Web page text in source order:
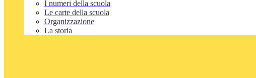
I numeri della scuola
Le carte della scuola
Organizzazione
La storia